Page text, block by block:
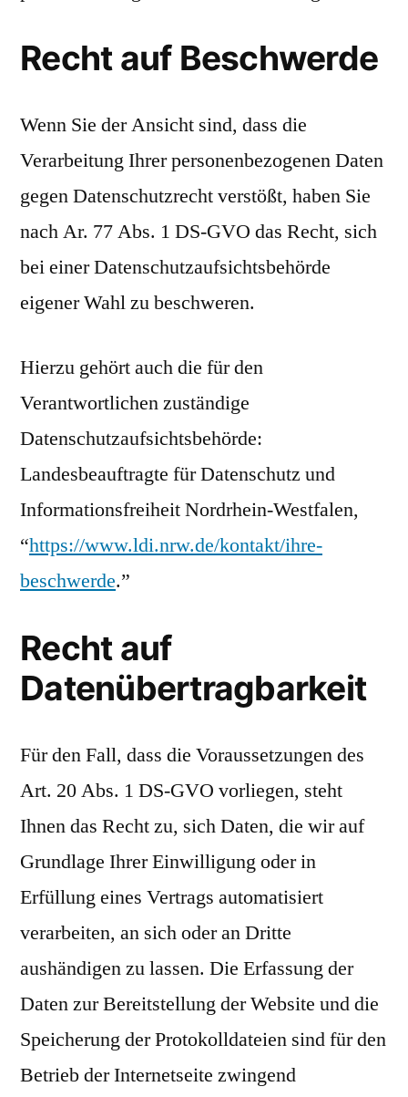
Recht auf Beschwerde
Wenn Sie der Ansicht sind, dass die
Verarbeitung Ihrer personenbezogenen Daten
gegen Datenschutzrecht verstößt, haben Sie
nach Ar. 77 Abs. 1 DS-GVO das Recht, sich
bei einer Datenschutzaufsichtsbehörde
eigener Wahl zu beschweren.
Hierzu gehört auch die für den
Verantwortlichen zuständige
Datenschutzaufsichtsbehörde:
Landesbeauftragte für Datenschutz und
Informationsfreiheit Nordrhein-Westfalen,
“https://www.ldi.nrw.de/kontakt/ihre-
beschwerde.”
Recht auf
Datenübertragbarkeit
Für den Fall, dass die Voraussetzungen des
Art. 20 Abs. 1 DS-GVO vorliegen, steht
Ihnen das Recht zu, sich Daten, die wir auf
Grundlage Ihrer Einwilligung oder in
Erfüllung eines Vertrags automatisiert
verarbeiten, an sich oder an Dritte
aushändigen zu lassen. Die Erfassung der
Daten zur Bereitstellung der Website und die
Speicherung der Protokolldateien sind für den
Betrieb der Internetseite zwingend